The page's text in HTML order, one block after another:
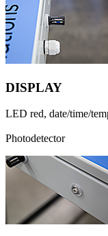
DISPLAY
LED red, date/time/
Photodetector